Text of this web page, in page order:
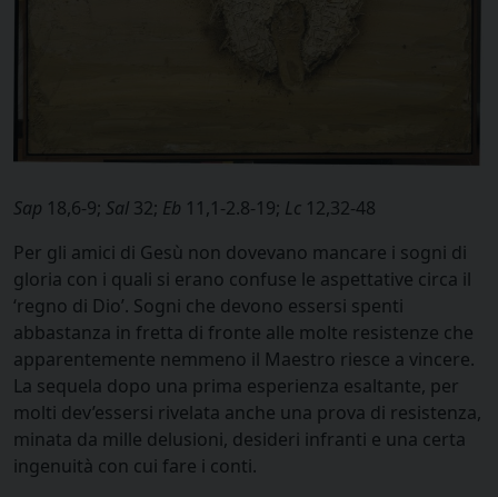
Sap 18,6-9; Sal 32; Eb 11,1-2.8-19; Lc 12,32-48
Per gli amici di Gesù non dovevano mancare i sogni di
gloria con i quali si erano confuse le aspettative circa il
‘regno di Dio’. Sogni che devono essersi spenti
abbastanza in fretta di fronte alle molte resistenze che
apparentemente nemmeno il Maestro riesce a vincere.
La sequela dopo una prima esperienza esaltante, per
molti dev’essersi rivelata anche una prova di resistenza,
minata da mille delusioni, desideri infranti e una certa
ingenuità con cui fare i conti.